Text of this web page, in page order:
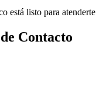
está listo para atenderte
Contacto